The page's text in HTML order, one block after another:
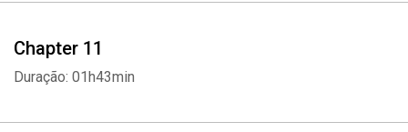
Chapter 11
Duração: 01h43min